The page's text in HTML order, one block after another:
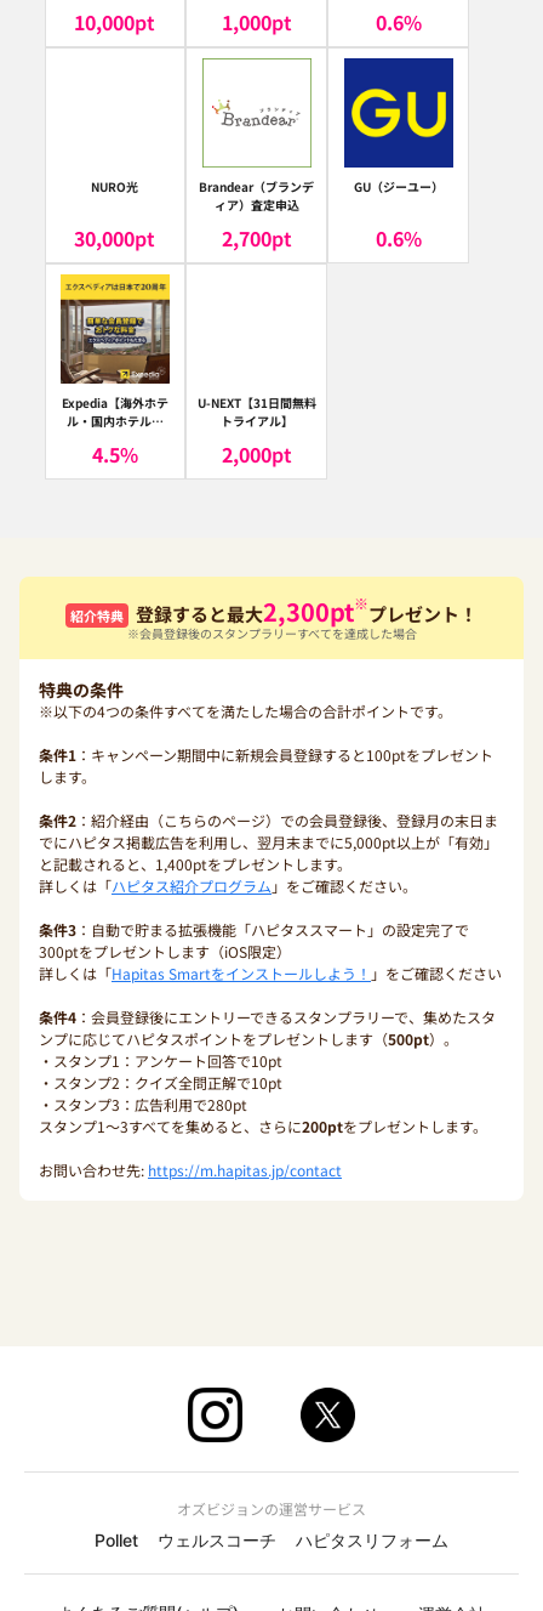
10,000pt 1,000pt 0.6%
NURO光
30,000pt
Brandear（ブランデ
ィア）査定申込
2,700pt
GU（ジーユー）
0.6%
Expedia【海外ホテ
ル・国内ホテル予
ア）
4.5%
U-NEXT【31日間無料
トライアル】
2,000pt
紹介特典 登録すると最大2,300pt※プレゼント！
※会員登録後のスタンプラリーすべてを達成した場合
特典の条件
※以下の4つの条件すべてを満たした場合の合計ポイントです。
条件1 ：キャンペーン期間中に新規会員登録すると100ptをプレゼント
します。
条件2 ：紹介経由（こちらのページ）での会員登録後、登録月の末日ま
でにハピタス掲載広告を利用し、翌月末までに5,000pt以上が「有効」
と記載されると、1,400ptをプレゼントします。
詳しくは「ハピタス紹介プログラム 」をご確認ください。
条件3 ：自動で貯まる拡張機能「ハピタススマート」の設定完了で
300ptをプレゼントします（iOS限定）
詳しくは「Hapitas Smartをインストールしよう！ 」をご確認ください
条件4 ：会員登録後にエントリーできるスタンプラリーで、集めたスタ
ンプに応じてハピタスポイントをプレゼントします（500pt）。
・スタンプ1：アンケート回答で10pt
・スタンプ2：クイズ全問正解で10pt
・スタンプ3：広告利用で280pt
スタンプ1〜3すべてを集めると、さらに200ptをプレゼントします。
お問い合わせ先: https://m.hapitas.jp/contact
オズビジョンの運営サービス
Pollet
ウェルスコーチ ハピタスリフォーム